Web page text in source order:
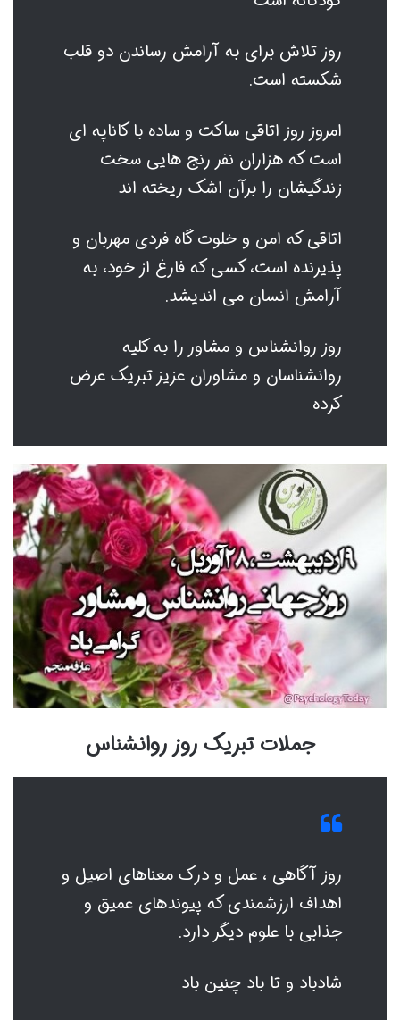
روز تلاش برای به آرامش رساندن دو قلب
شکسته است.
امروز روز اتاقی ساکت و ساده با کاناپه ای
است که هزاران نفر رنج هایی سخت
زندگیشان را برآن اشک ریخته اند
اتاقی که امن و خلوت گاه فردی مهربان و
پذیرنده است، کسی که فارغ از خود، به
آرامش انسان می اندیشد.
روز روانشناس و مشاور را به کلیه
روانشناسان و مشاوران عزیز تبریک عرض
کرده
جملات تبریک روز روانشناس
روز آگاهی ، عمل و درک معناهای اصیل و
اهداف ارزشمندی که پیوندهای عمیق و
جذابی با علوم دیگر دارد.
شادباد و تا باد چنین باد